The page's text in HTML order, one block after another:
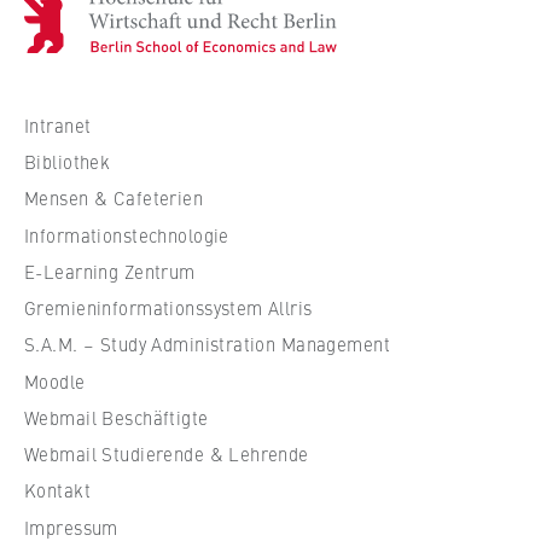
m
:
o
c
s
c
u
l
e
f
i
r
t
Intranet
Bibliothek
Mensen & Cafeterien
Informationstechnologie
E-Learning Zentrum
Gremieninformationssystem Allris
S.A.M. – Study Administration Management
Moodle
Webmail Beschäftigte
Webmail Studierende & Lehrende
Kontakt
Impressum